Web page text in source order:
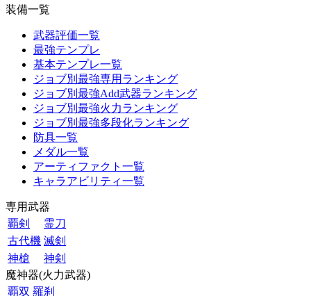
装備一覧
武器評価一覧
最強テンプレ
基本テンプレ一覧
ジョブ別最強専用ランキング
ジョブ別最強Add武器ランキング
ジョブ別最強火力ランキング
ジョブ別最強多段化ランキング
防具一覧
メダル一覧
アーティファクト一覧
キャラアビリティ一覧
専用武器
覇剣
霊刀
古代機 滅剣
神槍
神剣
魔神器(火力武器)
覇双 羅刹